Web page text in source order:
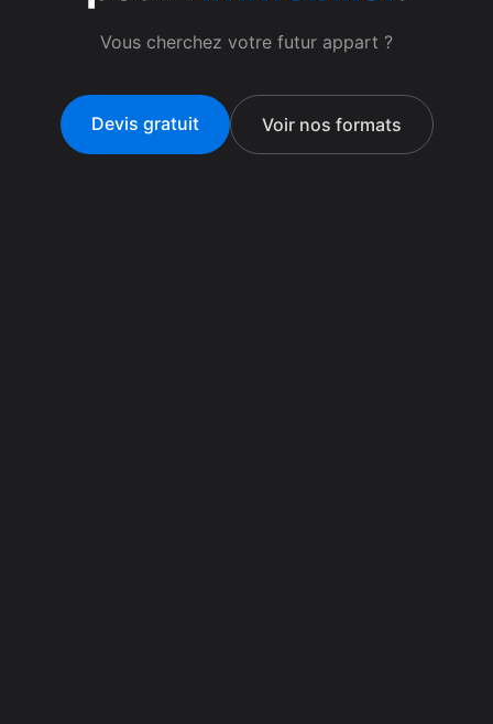
Vous cherchez votre futur appart ?
Devis gratuit Voir nos formats